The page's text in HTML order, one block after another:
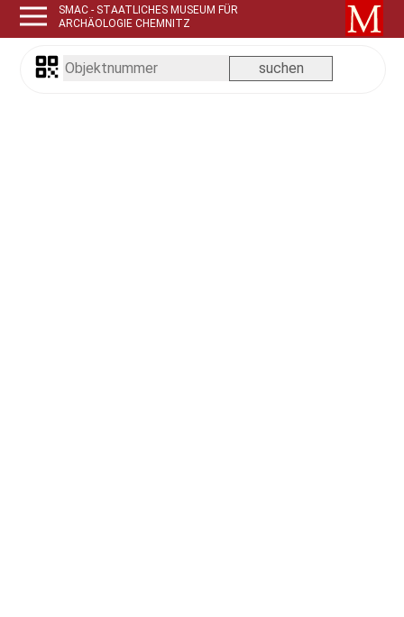
SMAC - STAATLICHES MUSEUM FÜR
ARCHÄOLOGIE CHEMNITZ